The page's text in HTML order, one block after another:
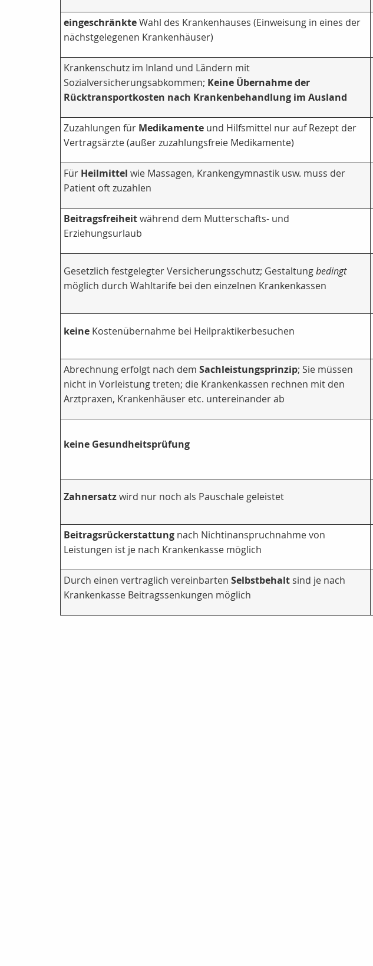
eingeschränkteWahl des Krankenhauses (Einweisung in eines der
nächstgelegenen Krankenhäuser)
Krankenschutz im Inland und Ländern mit
Sozialversicherungsabkommen; Keine Übernahme der
Rücktransportkosten nach Krankenbehandlung im Ausland
Zuzahlungen für Medikamente und Hilfsmittel nur auf Rezept der
Vertragsärzte (außer zuzahlungsfreie Medikamente)
Für Heilmittel wie Massagen, Krankengymnastik usw. muss der
Patient oft zuzahlen
Beitragsfreiheitwährend dem Mutterschafts- und
Erziehungsurlaub
Gesetzlich festgelegter Versicherungsschutz; Gestaltungbedingt
möglich durch Wahltarife bei den einzelnen Krankenkassen
keine Kostenübernahme bei Heilpraktikerbesuchen
Abrechnung erfolgt nach dem Sachleistungsprinzip; Sie müssen
nicht in Vorleistung treten; die Krankenkassen rechnen mit den
Arztpraxen, Krankenhäuser etc. untereinander ab
keine Gesundheitsprüfung
Zahnersatzwird nur noch als Pauschale geleistet
Beitragsrückerstattung nach Nichtinanspruchnahme von
Leistungen ist je nach Krankenkasse möglich
Durch einen vertraglich vereinbarten Selbstbehalt sind je nach
Krankenkasse Beitragssenkungen möglich